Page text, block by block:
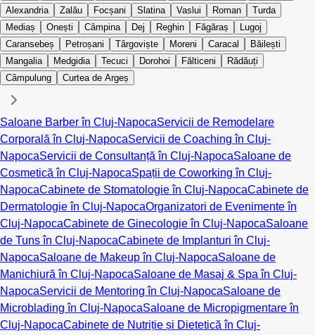
Alexandria
Zalău Focșani Slatina Vaslui Roman
Turda
Mediaș
Onești Câmpina Dej Reghin Făgăraș
Lugoj
Caransebeș
Petroșani Târgoviște Moreni Caracal
Băilești
Mangalia
Medgidia Tecuci Dorohoi Fălticeni
Rădăuți
Câmpulung
Curtea de Argeș
Saloane Barber în Cluj-NapocaServicii de Remodelare
Corporală în Cluj-NapocaServicii de Coaching în Cluj-
NapocaServicii de Consultanță în Cluj-NapocaSaloane de
Cosmetică în Cluj-NapocaSpații de Coworking în Cluj-
NapocaCabinete de Stomatologie în Cluj-NapocaCabinete de
Dermatologie în Cluj-NapocaOrganizatori de Evenimente în
Cluj-NapocaCabinete de Ginecologie în Cluj-NapocaSaloane
de Tuns în Cluj-NapocaCabinete de Implanturi în Cluj-
NapocaSaloane de Makeup în Cluj-NapocaSaloane de
Manichiură în Cluj-NapocaSaloane de Masaj & Spa în Cluj-
NapocaServicii de Mentoring în Cluj-NapocaSaloane de
Microblading în Cluj-NapocaSaloane de Micropigmentare în
Cluj-NapocaCabinete de Nutriție și Dietetică în Cluj-